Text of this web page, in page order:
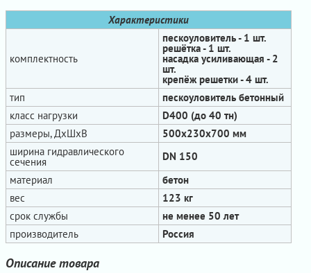
Характеристики
комплектность
пескоуловитель - 1 шт.
решётка - 1 шт.
насадка усиливающая - 2
шт.
крепёж решетки - 4 шт.
тип
пескоуловитель бетонный
класс нагрузки
D400 (до 40 тн)
размеры, ДхШхВ
500x230x700 мм
ширина гидравлического
сечения
DN 150
материал
бетон
вес
123 кг
срок службы
не менее 50 лет
производитель
Россия
Описание товара